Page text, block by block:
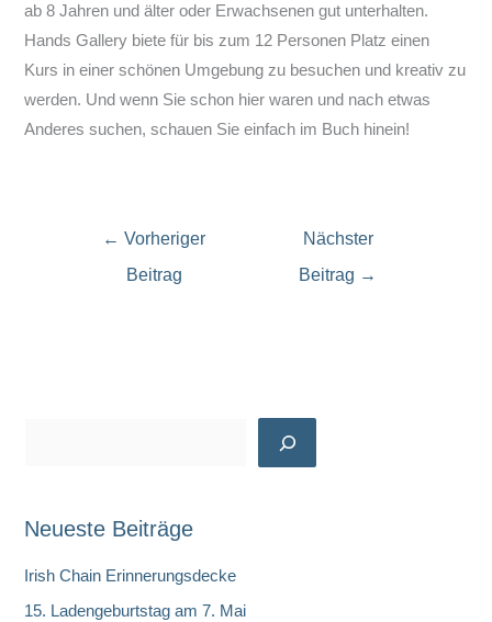
ab 8 Jahren und älter oder Erwachsenen gut unterhalten.
Hands Gallery biete für bis zum 12 Personen Platz einen
Kurs in einer schönen Umgebung zu besuchen und kreativ zu
werden. Und wenn Sie schon hier waren und nach etwas
Anderes suchen, schauen Sie einfach im Buch hinein!
← Vorheriger
Beitrag
Nächster
Beitrag →
h
Neueste Beiträge
Irish Chain Erinnerungsdecke
15. Ladengeburtstag am 7. Mai